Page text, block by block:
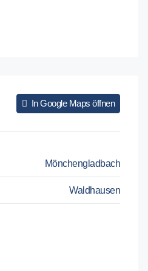
In Google Maps öffnen
Mönchengladbach
Waldhausen